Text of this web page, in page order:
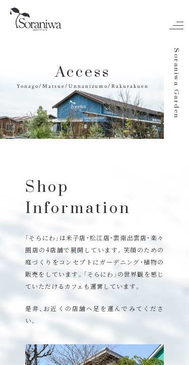
Soraniwa Garden
Access
Yonago/ Matsue/ U nnanizum o/ Rakurakuen
Shop
Information
「そらにわ」は米子店・松江店・雲南出雲店・楽々
園店の4店舗で展開しています。 笑顔のための
庭づくりをコンセプトにガーデニング・植物の
販売をしています。 「そらにわ」の世界観を感じ
ていただけるカフェも運営しています。
是非、お近くの店舗へ足を運んでみてくださ
い。